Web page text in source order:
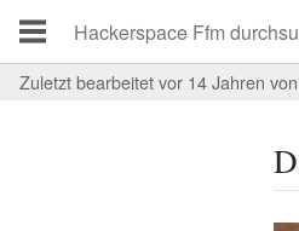
Zuletzt bearbeitet vor 14 Jahren von